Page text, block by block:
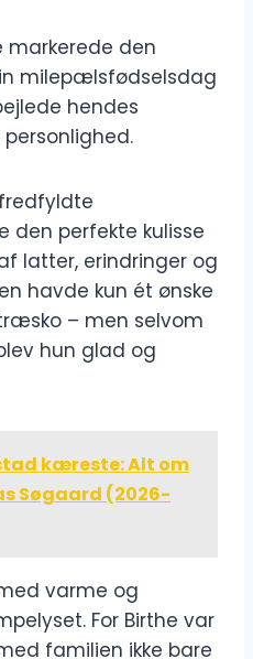
den
milepælsfødselsdag
hendes
den perfekte kulisse
latter, erindringer og
havde kun ét ønske
– men selvom
hun glad og
kæreste: Alt om
Søgaard (2026-
varme og
For Birthe var
familien ikke bare